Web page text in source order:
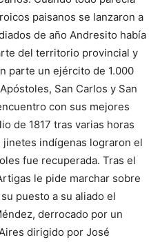
paisanos se lanzaron a
de año Andresito había
del territorio provincial y
parte un ejército de 1.000
San Carlos y San
con sus mejores
de 1817 tras varias horas
indígenas lograron el
fue recuperada. Tras el
le pide marchar sobre
puesto a su aliado el
derrocado por un
dirigido por José